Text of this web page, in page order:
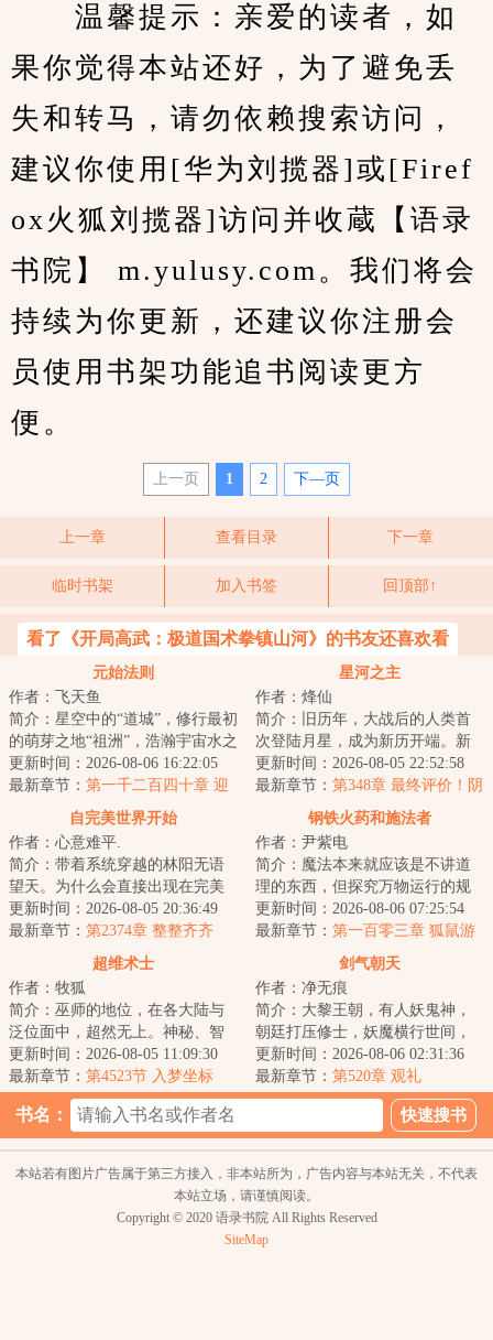
温馨提示：亲爱的读者，如
果你觉得本站还好，为了避免丢
失和转马，请勿依赖搜索访问，
建议你使用[华为刘揽器]或[Firef
ox火狐刘揽器]访问并收蔵【语录
书院】 m.yulusy.com。我们将会
持续为你更新，还建议你注册会
员使用书架功能追书阅读更方
便。
上一页 1 2 下—页
上一章 查看目录 下一章
临时书架 加入书签 回顶部↑
看了《开局高武：极道国术拳镇山河》的书友还喜欢看
元始法则
作者：飞天鱼
简介：星空中的“道城”，修行最初
的萌芽之地“祖洲”，浩瀚宇宙水之
起源“神仓古泽”，虚暗禁区“战斧
座...
更新时间：2026-08-06 16:22:05
最新章节： 第一千二百四十章 迎
星河之主
作者：烽仙
简介：旧历年，大战后的人类首
次登陆月星，成为新历开端。新
历年，月星人口超过亿，人类诞
生第一位星空武...
更新时间：2026-08-05 22:52:58
最新章节： 第348章 最终评价！阴
谋【万字求票】
自完美世界开始
作者：心意难平.
简介：带着系统穿越的林阳无语
望天。为什么会直接出现在完美
世界这种噩梦级世界？还好可以
继续穿越，不慌...
更新时间：2026-08-05 20:36:49
最新章节： 第2374章 整整齐齐
钢铁火药和施法者
作者：尹紫电
简介：魔法本来就应该是不讲道
理的东西，但探究万物运行的规
律却是人类的天性。这是一个量
产型魔法战工具...
更新时间：2026-08-06 07:25:54
最新章节： 第一百零三章 狐鼠游
超维术士
作者：牧狐
简介：巫师的地位，在各大陆与
泛位面中，超然无上。神秘、智
慧、残忍、血腥，俨然是巫师的
代名词。但真实...
更新时间：2026-08-05 11:09:30
最新章节： 第4523节 入梦坐标
剑气朝天
作者：净无痕
简介：大黎王朝，有人妖鬼神，
朝廷打压修士，妖魔横行世间，
百姓生灵涂炭，李凡奉师命出山
斩妖，却卷入一...
更新时间：2026-08-06 02:31:36
最新章节： 第520章 观礼
书名：
本站若有图片广告属于第三方接入，非本站所为，广告内容与本站无关，不代表
本站立场，请谨慎阅读。
Copyright © 2020 语录书院 All Rights Reserved
SiteMap